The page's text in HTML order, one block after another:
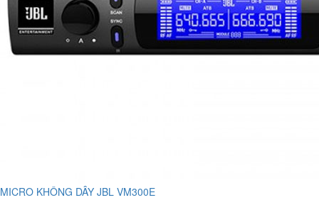
MICRO KHÔNG DÂY JBL VM300E